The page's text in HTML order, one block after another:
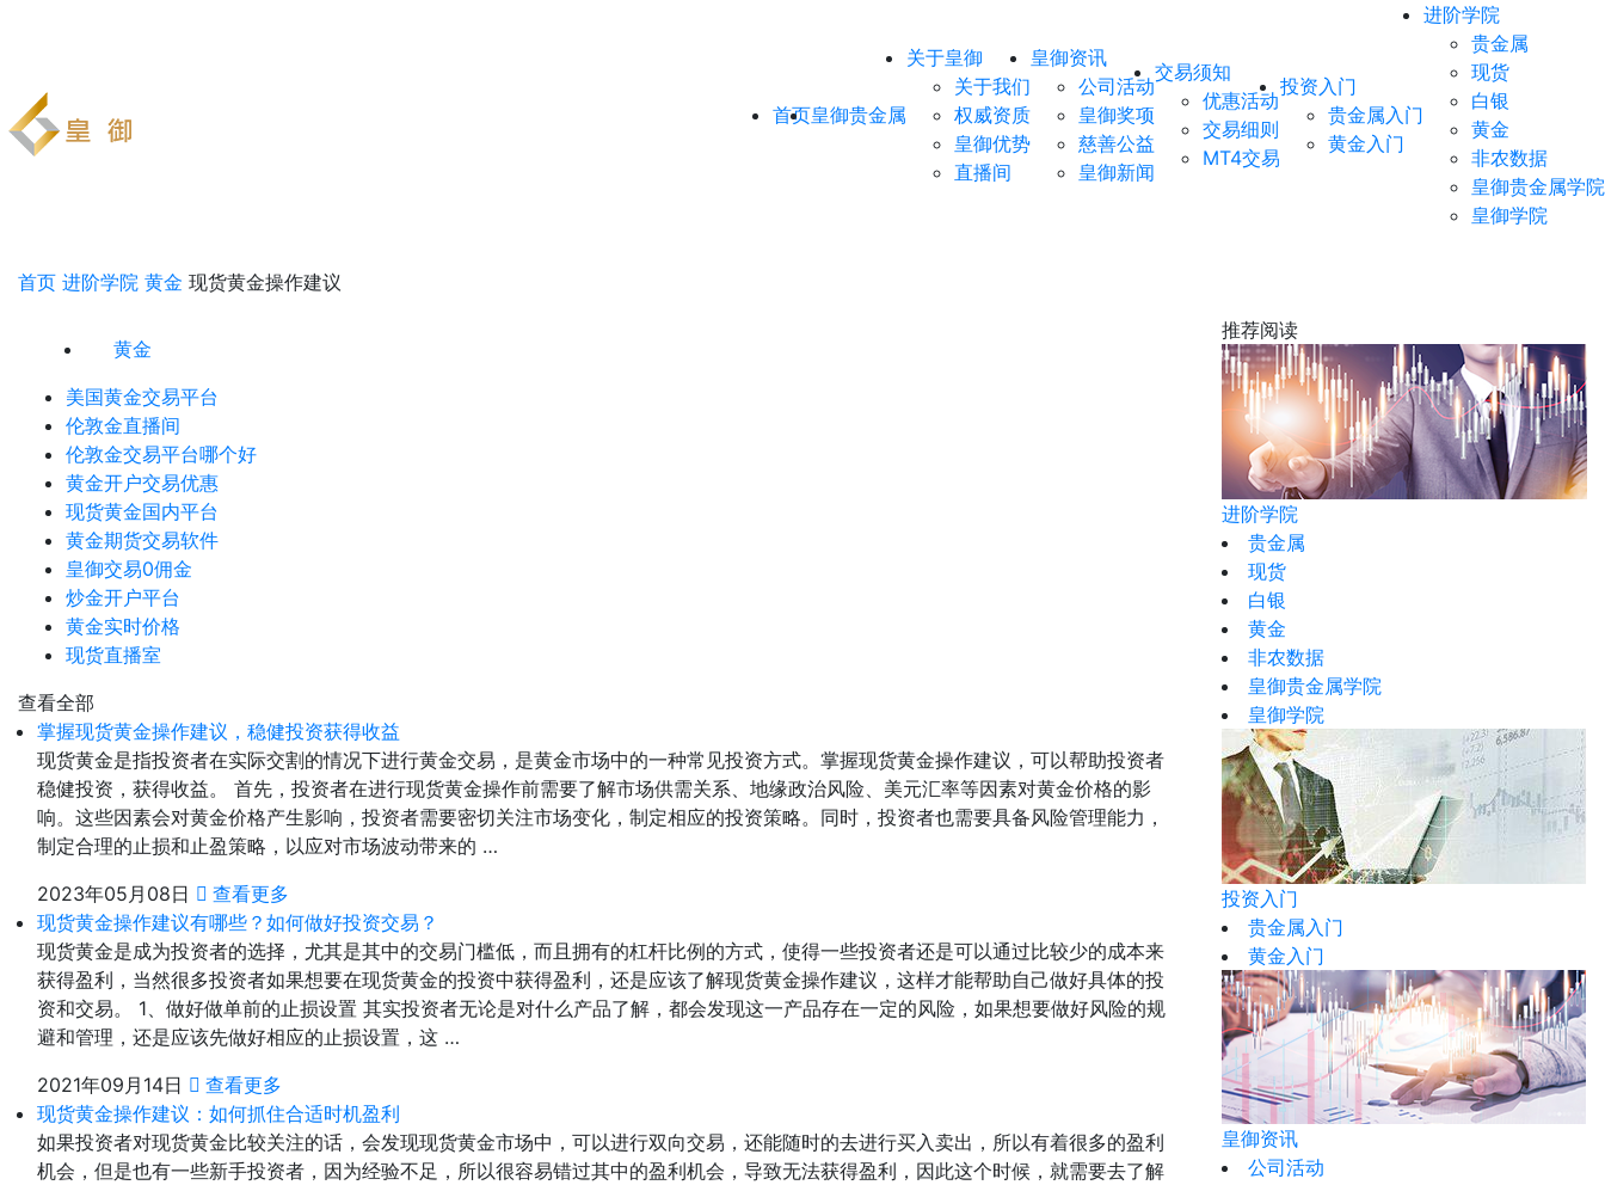
首页皇御贵金属
关于皇御
关于我们
权威资质
皇御优势
直播间
皇御资讯
公司活动
皇御奖项
慈善公益
皇御新闻
交易须知
优惠活动
交易细则
MT4交易
投资入门
贵金属入门
黄金入门
进阶学院
贵金属
现货
白银
黄金
非农数据
皇御贵金属学院
皇御学院
首页 进阶学院 黄金 现货黄金操作建议
黄金
非农数据
美国黄金交易平台
伦敦金直播间
伦敦金交易平台哪个好
黄金开户交易优惠
现货黄金国内平台
黄金期货交易软件
皇御交易0佣金
炒金开户平台
黄金实时价格
现货直播室
查看全部
掌握现货黄金操作建议，稳健投资获得收益
现货黄金是指投资者在实际交割的情况下进行黄金交易，是黄金市场中的一种常见投资方式。掌握现货黄金操作建议，可以帮助投资者
稳健投资，获得收益。 首先，投资者在进行现货黄金操作前需要了解市场供需关系、地缘政治风险、美元汇率等因素对黄金价格的影
响。这些因素会对黄金价格产生影响，投资者需要密切关注市场变化，制定相应的投资策略。同时，投资者也需要具备风险管理能力，
制定合理的止损和止盈策略，以应对市场波动带来的 …
2023年05月08日
查看更多
现货黄金操作建议有哪些？如何做好投资交易？
现货黄金是成为投资者的选择，尤其是其中的交易门槛低，而且拥有的杠杆比例的方式，使得一些投资者还是可以通过比较少的成本来
获得盈利，当然很多投资者如果想要在现货黄金的投资中获得盈利，还是应该了解现货黄金操作建议，这样才能帮助自己做好具体的投
资和交易。 1、做好做单前的止损设置 其实投资者无论是对什么产品了解，都会发现这一产品存在一定的风险，如果想要做好风险的规
避和管理，还是应该先做好相应的止损设置，这 …
2021年09月14日
查看更多
现货黄金操作建议：如何抓住合适时机盈利
如果投资者对现货黄金比较关注的话，会发现现货黄金市场中，可以进行双向交易，还能随时的去进行买入卖出，所以有着很多的盈利
机会，但是也有一些新手投资者，因为经验不足，所以很容易错过其中的盈利机会，导致无法获得盈利，因此这个时候，就需要去了解
推荐阅读
进阶学院
贵金属
现货
白银
黄金
非农数据
皇御贵金属学院
皇御学院
投资入门
贵金属入门
黄金入门
皇御资讯
公司活动